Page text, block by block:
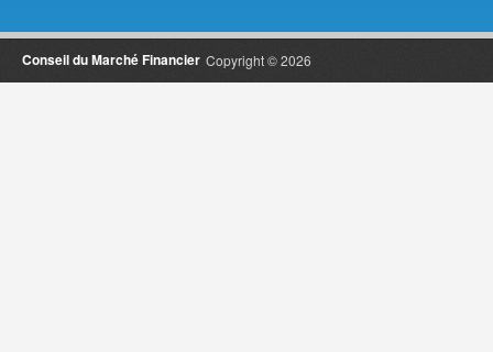
Copyright © 2026
Conseil du Marché Financier